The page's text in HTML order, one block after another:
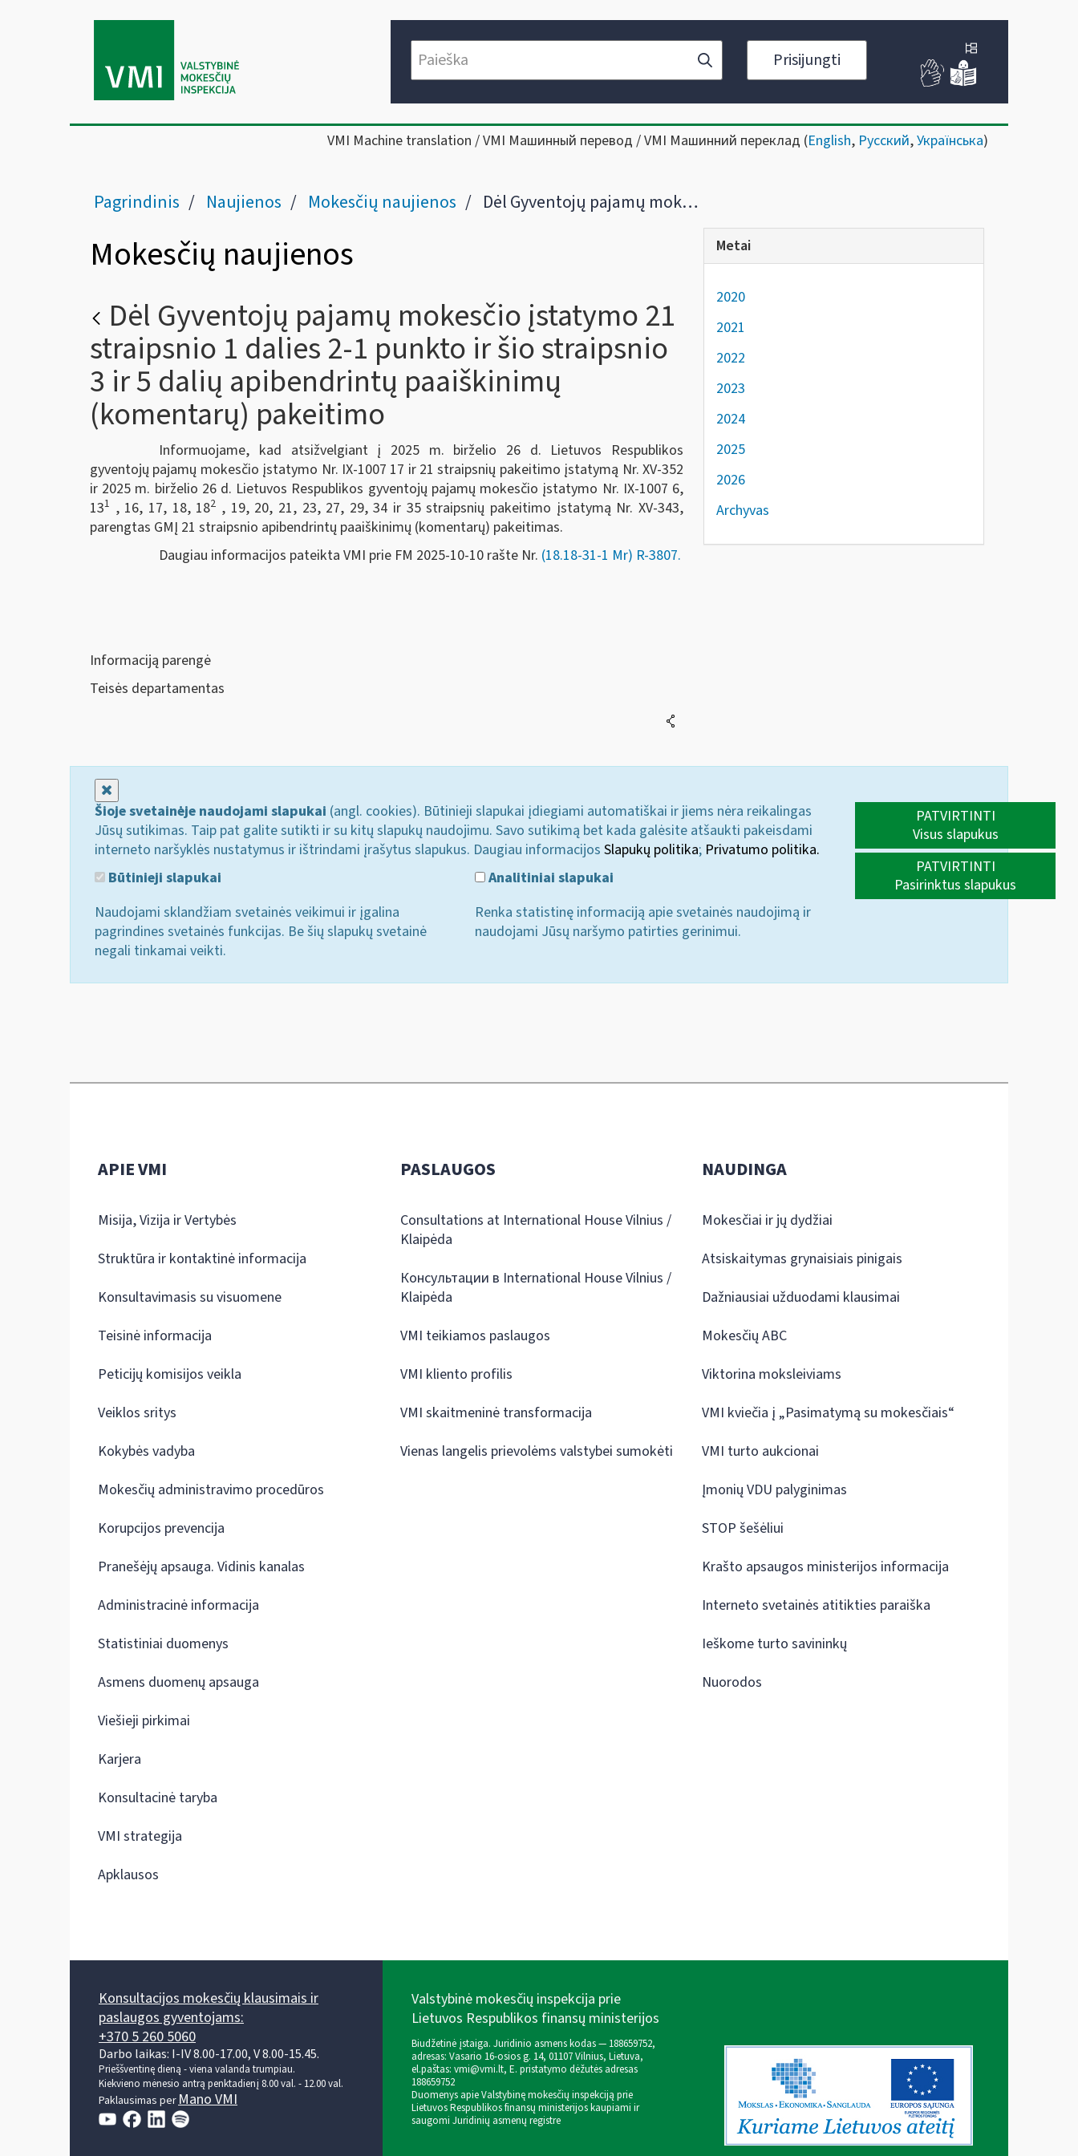
Prisijungti
VMI Machine translation / VMI Машинный перевод / VMI Машинний переклад (English, Русский,Українська)
Pagrindinis Naujienos Mokesčių naujienos Dėl Gyventojų pajamų mokesčio įstatymo 21 straipsnio 1 dalies 2-1 punkto ir šio straipsnio 3 ir 5 dalių apibendrintų paaiškinimų (komentarų) pakeitimo
Mokesčių naujienos
Dėl Gyventojų pajamų mokesčio įstatymo 21
straipsnio 1 dalies 2-1 punkto ir šio straipsnio
3 ir 5 dalių apibendrintų paaiškinimų
(komentarų) pakeitimo
Informuojame, kad atsižvelgiant į 2025 m. birželio 26 d. Lietuvos Respublikos
gyventojų pajamų mokesčio įstatymo Nr. IX-1007 17 ir 21 straipsnių pakeitimo įstatymą Nr. XV-352
ir 2025 m. birželio 26 d. Lietuvos Respublikos gyventojų pajamų mokesčio įstatymo Nr. IX-1007 6,
131 , 16, 17, 18, 182 , 19, 20, 21, 23, 27, 29, 34 ir 35 straipsnių pakeitimo įstatymą Nr. XV-343,
parengtas GMĮ 21 straipsnio apibendrintų paaiškinimų (komentarų) pakeitimas.
Daugiau informacijos pateikta VMI prie FM 2025-10-10 rašte Nr. (18.18-31-1 Mr) R-3807.
Informaciją parengė
Teisės departamentas
Metai
2020
2021
2022
2023
2024
2025
2026
Archyvas
Šioje svetainėje naudojami slapukai (angl. cookies). Būtinieji slapukai įdiegiami automatiškai ir jiems nėra reikalingas
Jūsų sutikimas. Taip pat galite sutikti ir su kitų slapukų naudojimu. Savo sutikimą bet kada galėsite atšaukti pakeisdami
interneto naršyklės nustatymus ir ištrindami įrašytus slapukus. Daugiau informacijos Slapukų politika; Privatumo politika.
Būtinieji slapukai
Naudojami sklandžiam svetainės veikimui ir įgalina
pagrindines svetainės funkcijas. Be šių slapukų svetainė
negali tinkamai veikti.
Analitiniai slapukai
Renka statistinę informaciją apie svetainės naudojimą ir
naudojami Jūsų naršymo patirties gerinimui.
PATVIRTINTI
Visus slapukus
PATVIRTINTI
Pasirinktus slapukus
APIE VMI
Misija, Vizija ir Vertybės
Struktūra ir kontaktinė informacija
Konsultavimasis su visuomene
Teisinė informacija
Peticijų komisijos veikla
Veiklos sritys
Kokybės vadyba
Mokesčių administravimo procedūros
Korupcijos prevencija
Pranešėjų apsauga. Vidinis kanalas
Administracinė informacija
Statistiniai duomenys
Asmens duomenų apsauga
Viešieji pirkimai
Karjera
Konsultacinė taryba
VMI strategija
Apklausos
PASLAUGOS
Consultations at International House Vilnius /
Klaipėda
Консультации в International House Vilnius /
Klaipėda
VMI teikiamos paslaugos
VMI kliento profilis
VMI skaitmeninė transformacija
Vienas langelis prievolėms valstybei sumokėti
NAUDINGA
Mokesčiai ir jų dydžiai
Atsiskaitymas grynaisiais pinigais
Dažniausiai užduodami klausimai
Mokesčių ABC
Viktorina moksleiviams
VMI kviečia į „Pasimatymą su mokesčiais“
VMI turto aukcionai
Įmonių VDU palyginimas
STOP šešėliui
Krašto apsaugos ministerijos informacija
Interneto svetainės atitikties paraiška
Ieškome turto savininkų
Nuorodos
Konsultacijos mokesčių klausimais ir
paslaugos gyventojams:
+370 5 260 5060
Darbo laikas: I-IV 8.00-17.00, V 8.00-15.45.
Prieššventinę dieną - viena valanda trumpiau.
Kiekvieno mėnesio antrą penktadienį 8.00 val. - 12.00 val.
Paklausimas per Mano VMI
Valstybinė mokesčių inspekcija prie
Lietuvos Respublikos finansų ministerijos
Biudžetinė įstaiga. Juridinio asmens kodas — 188659752,
adresas: Vasario 16-osios g. 14, 01107 Vilnius, Lietuva,
el.paštas: vmi@vmi.lt, E. pristatymo dėžutės adresas
188659752
Duomenys apie Valstybinę mokesčių inspekciją prie
Lietuvos Respublikos finansų ministerijos kaupiami ir
saugomi Juridinių asmenų registre